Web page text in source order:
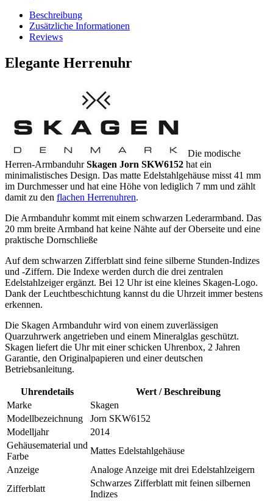
Beschreibung
Zusätzliche Informationen
Reviews
Elegante Herrenuhr
Die modische
Herren-ArmbanduhrSkagen Jorn SKW6152 hat ein
minimalistisches Design. Das matte Edelstahlgehäuse misst 41 mm
im Durchmesser und hat eine Höhe von lediglich 7 mm und zählt
damit zu den flachen Herrenuhren.
Die Armbanduhr kommt mit einem schwarzen Lederarmband. Das
20 mm breite Armband hat keine Nähte auf der Oberseite und eine
praktische Dornschließe
Auf dem schwarzen Zifferblatt sind feine silberne Stunden-Indizes
und -Ziffern. Die Indexe werden durch die drei zentralen
Edelstahlzeiger ergänzt. Bei 12 Uhr ist eine kleines Skagen-Logo.
Dank der Leuchtbeschichtung kannst du die Uhrzeit immer bestens
erkennen.
Die Skagen Armbanduhr wird von einem zuverlässigen
Quarzuhrwerk angetrieben und einem Mineralglas geschützt.
Skagen liefert die Uhr mit einer schicken Uhrenbox, 2 Jahren
Garantie, den Originalpapieren und einer deutschen
Betriebsanleitung.
Uhrendetails
Wert / Beschreibung
Marke
Skagen
Modellbezeichnung
Jorn SKW6152
Modelljahr
2014
Gehäusematerial und
Farbe
Mattes Edelstahlgehäuse
Anzeige
Analoge Anzeige mit drei Edelstahlzeigern
Zifferblatt
Schwarzes Zifferblatt mit feinen silbernen
Indizes